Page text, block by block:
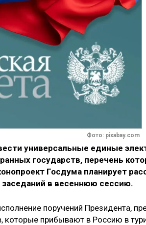
Фото: pixabay.com
универсальные единые
государств, перечень
Госдума планирует
в весеннюю сессию.
поручений Президента,
которые прибывают в Россию в